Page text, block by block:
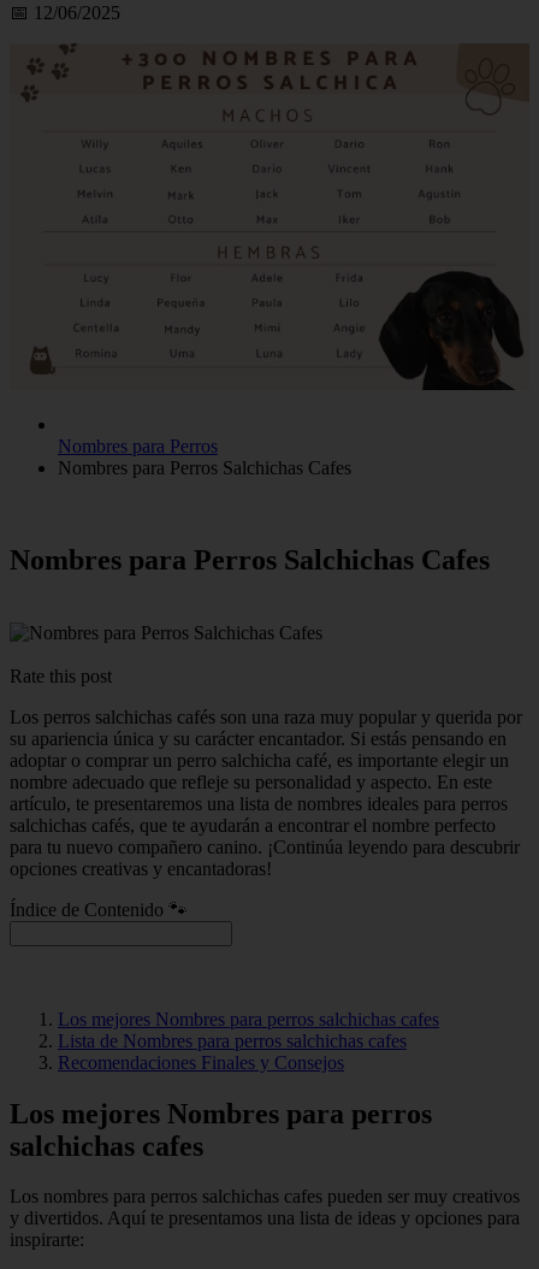
📅 12/06/2025
Nombres para Perros
Nombres para Perros Salchichas Cafes
Nombres para Perros Salchichas Cafes
Rate this post
Los perros salchichas cafés son una raza muy popular y querida por
su apariencia única y su carácter encantador. Si estás pensando en
adoptar o comprar un perro salchicha café, es importante elegir un
nombre adecuado que refleje su personalidad y aspecto. En este
artículo, te presentaremos una lista de nombres ideales para perros
salchichas cafés, que te ayudarán a encontrar el nombre perfecto
para tu nuevo compañero canino. ¡Continúa leyendo para descubrir
opciones creativas y encantadoras!
Índice de Contenido 🐾
Los mejores Nombres para perros salchichas cafes
Lista de Nombres para perros salchichas cafes
Recomendaciones Finales y Consejos
Los mejores Nombres para perros
salchichas cafes
Los nombres para perros salchichas cafes pueden ser muy creativos
y divertidos. Aquí te presentamos una lista de ideas y opciones para
inspirarte: